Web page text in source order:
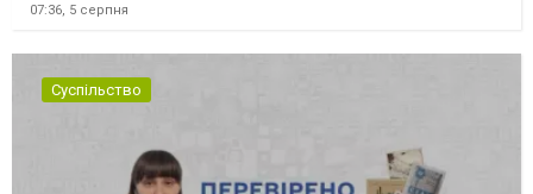
07:36, 5 серпня
Суспільство